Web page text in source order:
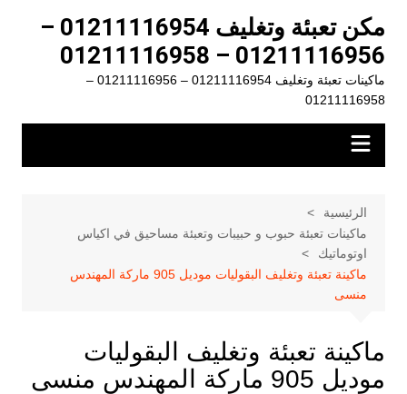
المحتوى
مكن تعبئة وتغليف 01211116954 –
01211116956 – 01211116958
ماكينات تعبئة وتغليف 01211116954 – 01211116956 –
01211116958
الرئيسية
ماكينات تعبئة حبوب و حبيبات وتعبئة مساحيق في اكياس
اوتوماتيك
ماكينة تعبئة وتغليف البقوليات موديل 905 ماركة المهندس
منسى
ماكينة تعبئة وتغليف البقوليات
موديل 905 ماركة المهندس منسى